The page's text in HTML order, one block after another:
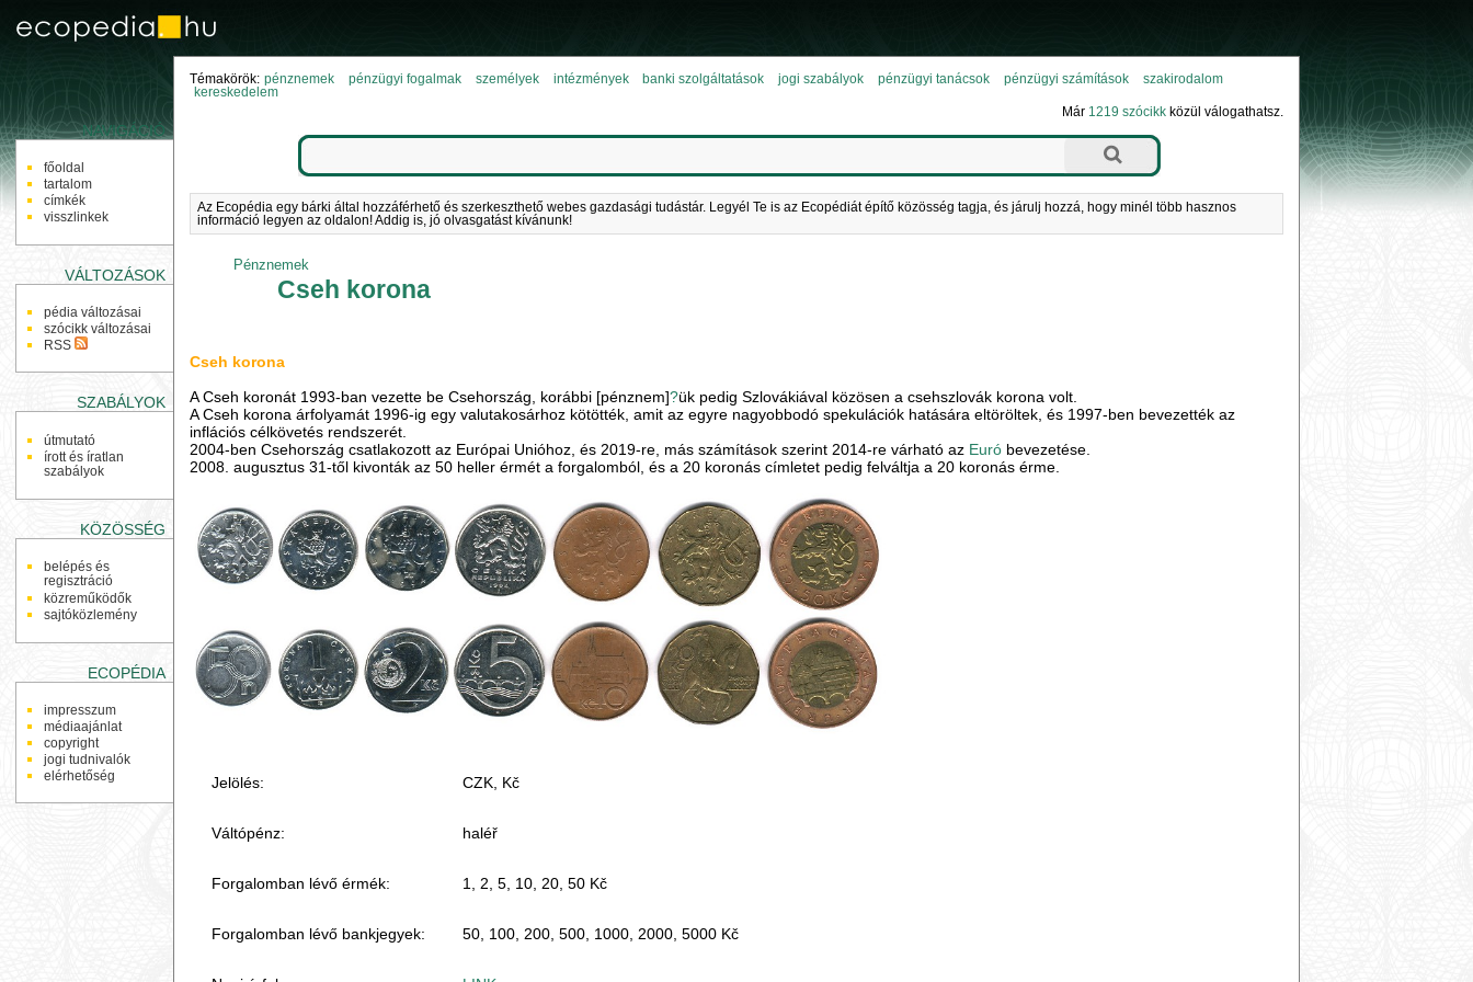
NAVIGÁCIÓ
főoldal
tartalom
címkék
visszlinkek
VÁLTOZÁSOK
pédia változásai
szócikk változásai
RSS
SZABÁLYOK
útmutató
írott és íratlan
szabályok
KÖZÖSSÉG
belépés és
regisztráció
közreműködők
sajtóközlemény
ECOPÉDIA
impresszum
médiaajánlat
copyright
jogi tudnivalók
elérhetőség
Témakörök: pénznemek pénzügyi fogalmak személyek intézmények banki szolgáltatások jogi szabályok pénzügyi tanácsok pénzügyi számítások
szakirodalom
kereskedelem
Már 1219 szócikkközül válogathatsz.
Az Ecopédia egy bárki által hozzáférhető és szerkeszthető webes gazdasági tudástár. Legyél Te is az Ecopédiát építő közösség tagja, és járulj hozzá, hogy minél több hasznos
információ legyen az oldalon! Addig is, jó olvasgatást kívánunk!
Pénznemek
Cseh korona
Cseh korona
A Cseh koronát 1993-ban vezette be Csehország, korábbi [pénznem]?ük pedig Szlovákiával közösen a csehszlovák korona volt.
A Cseh korona árfolyamát 1996-ig egy valutakosárhoz kötötték, amit az egyre nagyobbodó spekulációk hatására eltöröltek, és 1997-ben bevezették az
inflációs célkövetés rendszerét.
2004-ben Csehország csatlakozott az Európai Unióhoz, és 2019-re, más számítások szerint 2014-re várható az Euró bevezetése.
2008. augusztus 31-től kivonták az 50 heller érmét a forgalomból, és a 20 koronás címletet pedig felváltja a 20 koronás érme.
Jelölés: CZK, Kč
Váltópénz: haléř
Forgalomban lévő érmék: 1, 2, 5, 10, 20, 50 Kč
Forgalomban lévő bankjegyek: 50, 100, 200, 500, 1000, 2000, 5000 Kč